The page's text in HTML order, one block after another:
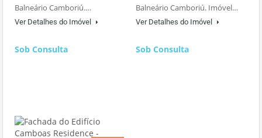
Balneário Camboriú.…
Ver Detalhes do Imóvel
Sob Consulta
Balneário Camboriú. Imóvel…
Ver Detalhes do Imóvel
Sob Consulta